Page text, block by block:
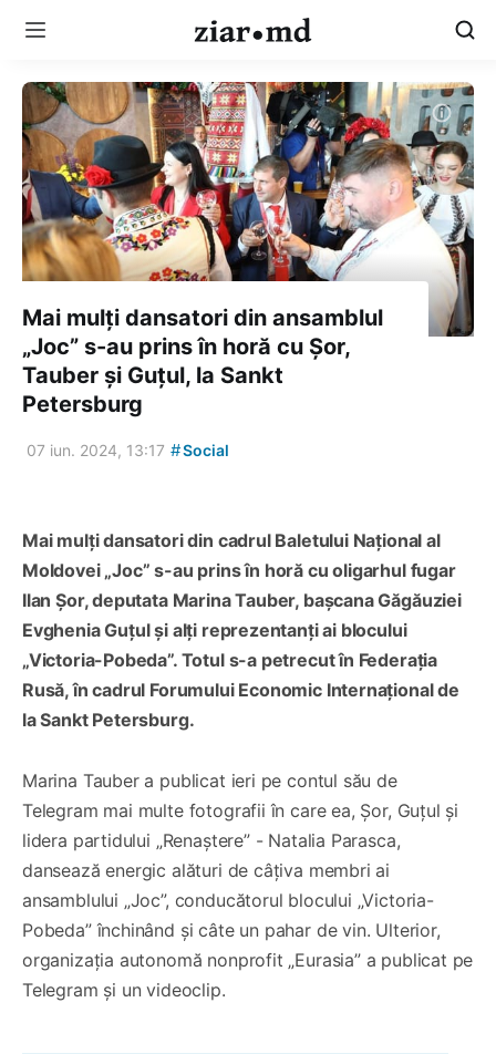
Mai mulți dansatori din ansamblul
„Joc” s-au prins în horă cu Șor,
Tauber și Guțul, la Sankt
Petersburg
07 iun. 2024, 13:17 #Social
Mai mulți dansatori din cadrul Baletului Național al
Moldovei „Joc” s-au prins în horă cu oligarhul fugar
Ilan Șor, deputata Marina Tauber, bașcana Găgăuziei
Evghenia Guțul și alți reprezentanți ai blocului
„Victoria-Pobeda”. Totul s-a petrecut în Federația
Rusă, în cadrul Forumului Economic Internațional de
la Sankt Petersburg.
Marina Tauber a publicat ieri pe contul său de
Telegram mai multe fotografii în care ea, Șor, Guțul și
lidera partidului „Renaștere” - Natalia Parasca,
dansează energic alături de câțiva membri ai
ansamblului „Joc”, conducătorul blocului „Victoria-
Pobeda” închinând și câte un pahar de vin. Ulterior,
organizația autonomă nonprofit „Eurasia” a publicat pe
Telegram și un videoclip.